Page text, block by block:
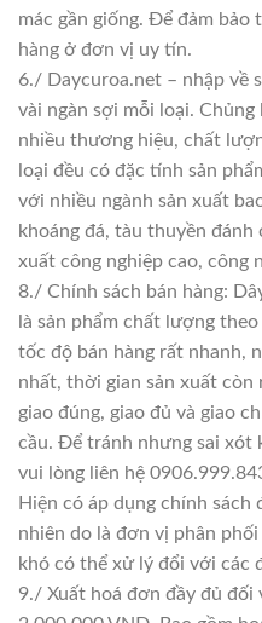
mác gần giống. Để đảm
hàng ở đơn vị uy tín.
6./ Daycuroa.net – nhập về
vài ngàn sợi mỗi loại. Chủng
nhiều thương hiệu, chất
loại đều có đặc tính sản
với nhiều ngành sản xuất
khoáng đá, tàu thuyền
xuất công nghiệp cao, công
8./ Chính sách bán hàng:
là sản phẩm chất lượng
tốc độ bán hàng rất nhanh,
nhất, thời gian sản xuất
giao đúng, giao đủ và giao
cầu. Để tránh nhưng sai xót
vui lòng liên hệ
Hiện có áp dụng chính sách
nhiên do là đơn vị phân
khó có thể xử lý đổi với các
9./ Xuất hoá đơn đầy đủ